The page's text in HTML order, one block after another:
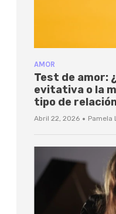
AMOR
Test de amor:
evitativa o la
tipo de
Abril 22, 2026 · Pamela